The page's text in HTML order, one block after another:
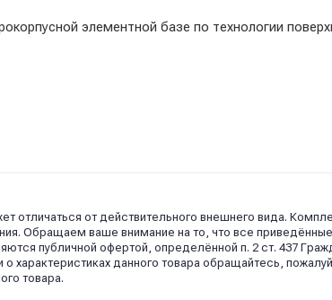
элементной базе по технологии
отличаться от действительного внешнего вида.
Обращаем ваше внимание на то, что все
публичной офертой, определённой п. 2 ст. 437
данного товара обращайтесь,
товара.